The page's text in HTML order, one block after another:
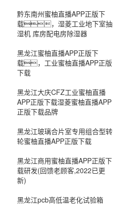
黔东南州蜜柚直播APP正版下
载，湿菱工业地下室抽
湿机 库房配电房除湿器
黑龙江蜜柚直播APP正版下
载，工业蜜柚直播APP正版
下载
黑龙江大庆CFZ工业蜜柚直播
APP正版下载湿菱蜜柚直播APP
正版下载品牌
黑龙江玻璃合片室专用组合型转
轮蜜柚直播APP正版下载
黑龙江商用蜜柚直播APP正版下
载研发(回馈老顾客,2022已更
新)
黑龙江pcb高低温老化试验箱